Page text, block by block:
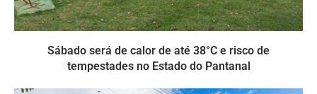
Sábado será de calor de até 38°C e risco de
tempestades no Estado do Pantanal